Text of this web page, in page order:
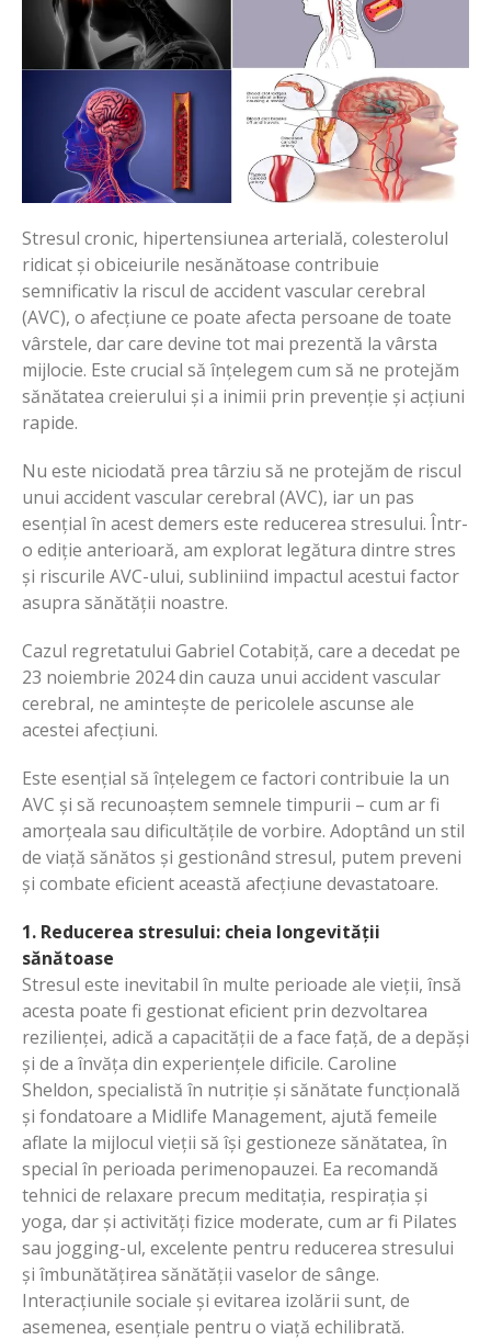
Stresul cronic, hipertensiunea arterială, colesterolul
ridicat și obiceiurile nesănătoase contribuie
semnificativ la riscul de accident vascular cerebral
(AVC), o afecțiune ce poate afecta persoane de toate
vârstele, dar care devine tot mai prezentă la vârsta
mijlocie. Este crucial să înțelegem cum să ne protejăm
sănătatea creierului și a inimii prin prevenție și acțiuni
rapide.
Nu este niciodată prea târziu să ne protejăm de riscul
unui accident vascular cerebral (AVC), iar un pas
esențial în acest demers este reducerea stresului. Într-
o ediție anterioară, am explorat legătura dintre stres
și riscurile AVC-ului, subliniind impactul acestui factor
asupra sănătății noastre.
Cazul regretatului Gabriel Cotabiță, care a decedat pe
23 noiembrie 2024 din cauza unui accident vascular
cerebral, ne amintește de pericolele ascunse ale
acestei afecțiuni.
Este esențial să înțelegem ce factori contribuie la un
AVC și să recunoaștem semnele timpurii – cum ar fi
amorțeala sau dificultățile de vorbire. Adoptând un stil
de viață sănătos și gestionând stresul, putem preveni
și combate eficient această afecțiune devastatoare.
1. Reducerea stresului: cheia longevității
sănătoase
Stresul este inevitabil în multe perioade ale vieții, însă
acesta poate fi gestionat eficient prin dezvoltarea
rezilienței, adică a capacității de a face față, de a depăși
și de a învăța din experiențele dificile. Caroline
Sheldon, specialistă în nutriție și sănătate funcțională
și fondatoare a Midlife Management, ajută femeile
aflate la mijlocul vieții să își gestioneze sănătatea, în
special în perioada perimenopauzei. Ea recomandă
tehnici de relaxare precum meditația, respirația și
yoga, dar și activități fizice moderate, cum ar fi Pilates
sau jogging-ul, excelente pentru reducerea stresului
și îmbunătățirea sănătății vaselor de sânge.
Interacțiunile sociale și evitarea izolării sunt, de
asemenea, esențiale pentru o viață echilibrată.